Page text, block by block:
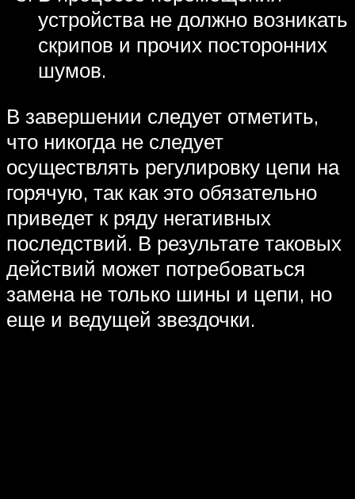
устройства не должно возникать
скрипов и прочих посторонних
шумов.
В завершении следует отметить,
что никогда не следует
осуществлять регулировку цепи на
горячую, так как это обязательно
приведет к ряду негативных
последствий. В результате таковых
действий может потребоваться
замена не только шины и цепи, но
еще и ведущей звездочки.